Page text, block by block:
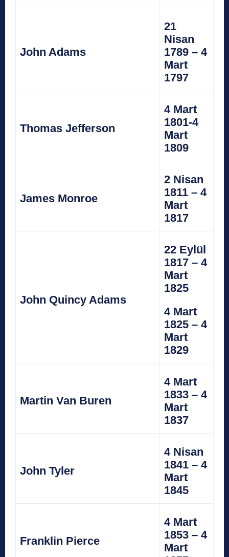
John Adams
21
Nisan
1789 – 4
Mart
1797
Thomas Jefferson
4 Mart
1801-4
Mart
1809
James Monroe
2 Nisan
1811 – 4
Mart
1817
John Quincy Adams
22 Eylül
1817 – 4
Mart
1825
4 Mart
1825 – 4
Mart
1829
Martin Van Buren
4 Mart
1833 – 4
Mart
1837
John Tyler
4 Nisan
1841 – 4
Mart
1845
Franklin Pierce
4 Mart
1853 – 4
Mart